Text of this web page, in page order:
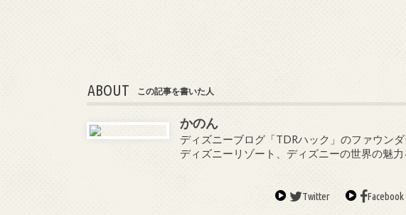
ABOUT この記事を書いた人
かのん
ディズニーブログ「TDRハック」のファウン
ディズニーリゾート、ディズニーの世界の魅
Twitter Facebook